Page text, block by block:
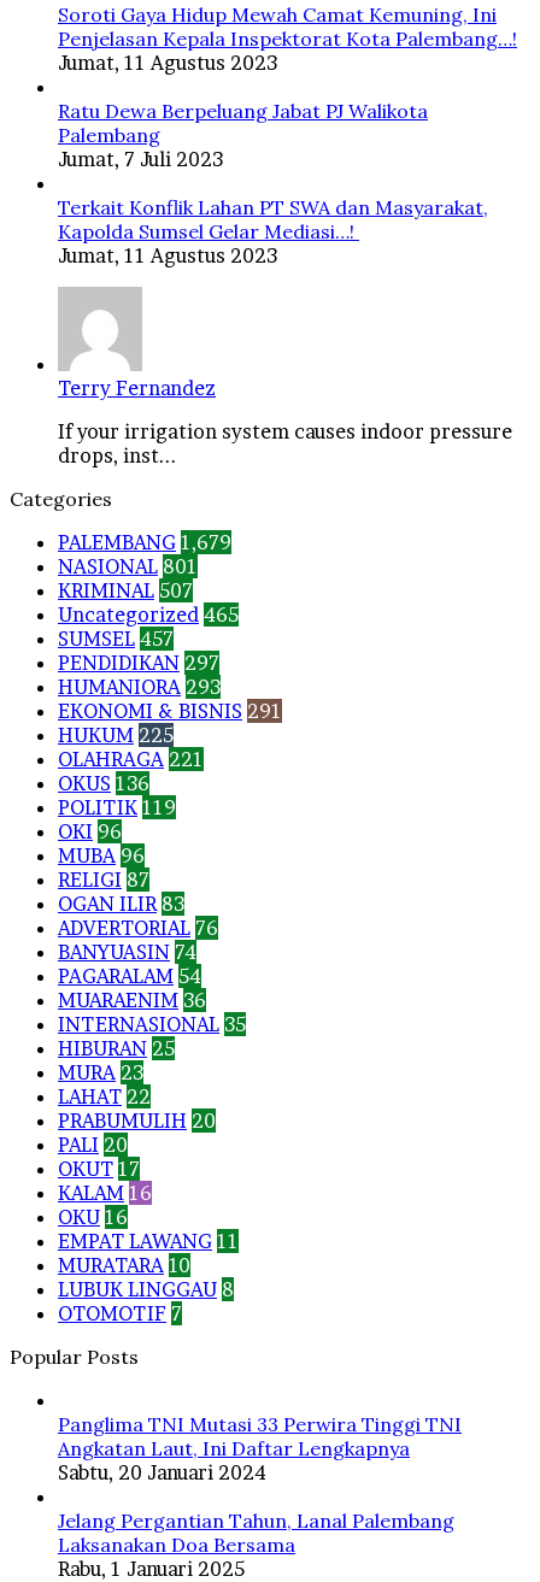
Soroti Gaya Hidup Mewah Camat Kemuning, Ini
Penjelasan Kepala Inspektorat Kota Palembang…!
Jumat, 11 Agustus 2023
Ratu Dewa Berpeluang Jabat PJ Walikota
Palembang
Jumat, 7 Juli 2023
Terkait Konflik Lahan PT SWA dan Masyarakat,
Kapolda Sumsel Gelar Mediasi…!
Jumat, 11 Agustus 2023
Terry Fernandez
If your irrigation system causes indoor pressure
drops, inst...
Categories
PALEMBANG 1,679
NASIONAL 801
KRIMINAL 507
Uncategorized 465
SUMSEL 457
PENDIDIKAN 297
HUMANIORA 293
EKONOMI & BISNIS 291
HUKUM 225
OLAHRAGA 221
OKUS 136
POLITIK 119
OKI 96
MUBA 96
RELIGI 87
OGAN ILIR 83
ADVERTORIAL 76
BANYUASIN 74
PAGARALAM 54
MUARAENIM 36
INTERNASIONAL 35
HIBURAN 25
MURA 23
LAHAT 22
PRABUMULIH 20
PALI 20
OKUT 17
KALAM 16
OKU 16
EMPAT LAWANG 11
MURATARA 10
LUBUK LINGGAU 8
OTOMOTIF 7
Popular Posts
Panglima TNI Mutasi 33 Perwira Tinggi TNI
Angkatan Laut, Ini Daftar Lengkapnya
Sabtu, 20 Januari 2024
Jelang Pergantian Tahun, Lanal Palembang
Laksanakan Doa Bersama
Rabu, 1 Januari 2025